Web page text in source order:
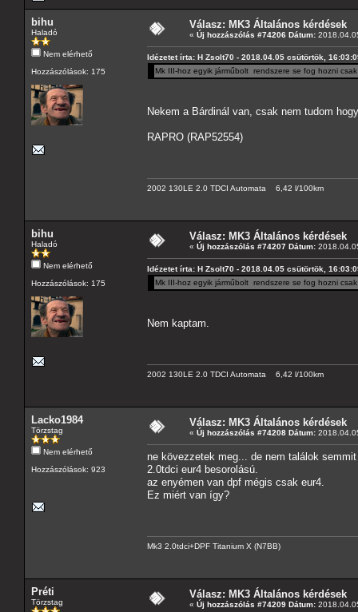
bihu
Haladó
Nem elérhető
Hozzászólások: 175
Válasz: MK3 Általános kérdések
« Új hozzászólás #74206 Dátum:
Idézetet írta: H Zsolt70 - 2018.04.05 csütörtök,
Mk III-hoz egyik járműbolt rendszere se fog hozni
Nekem a Bárdinál van, csak nem tudom
RAPRO (RAP52554)
2002 130LE 2.0 TDCI Automata 6,42 l/100km
bihu
Haladó
Nem elérhető
Hozzászólások: 175
Válasz: MK3 Általános kérdések
« Új hozzászólás #74207 Dátum:
Idézetet írta: H Zsolt70 - 2018.04.05 csütörtök,
Mk III-hoz egyik járműbolt rendszere se fog hozni
Nem kaptam.
2002 130LE 2.0 TDCI Automata 6,42 l/100km
Lacko1984
Törzstag
Nem elérhető
Hozzászólások: 923
Válasz: MK3 Általános kérdések
« Új hozzászólás #74208 Dátum:
ne kövezzetek meg... de nem találok
2.0tdci eur4 besorolású.
az enyémen van dpf mégis csak eur4.
Ez miért van így?
Mk3 2.0tdci+DPF Titanium X (N7BB)
Préti
Törzstag
Válasz: MK3 Általános kérdések
« Új hozzászólás #74209 Dátum: